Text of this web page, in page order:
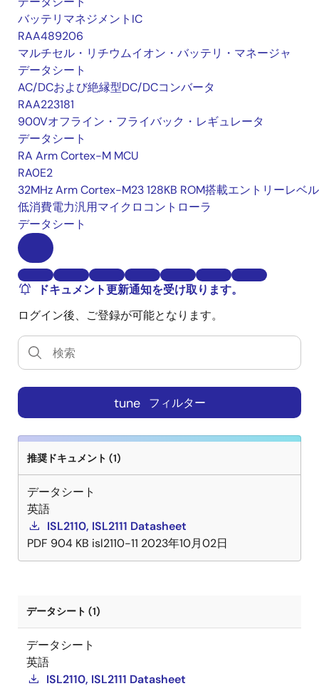
バッテリマネジメントIC
RAA489206
マルチセル・リチウムイオン・バッテリ・マネージャ
データシート
AC/DCおよび絶縁型DC/DCコンバータ
RAA223181
900Vオフライン・フライバック・レギュレータ
データシート
RA Arm Cortex-M MCU
RA0E2
32MHz Arm Cortex-M23 128KB ROM搭載エントリーレベ
低消費電力汎用マイクロコントローラ
データシート
ドキュメント更新通知を受け取ります。
ログイン後、ご登録が可能となります。
tune フィルター
推奨ドキュメント (1)
データシート
英語
ISL2110, ISL2111 Datasheet
PDF 904 KB isl2110-11 2023年10月02日
データシート (1)
データシート
英語
ISL2110, ISL2111 Datasheet